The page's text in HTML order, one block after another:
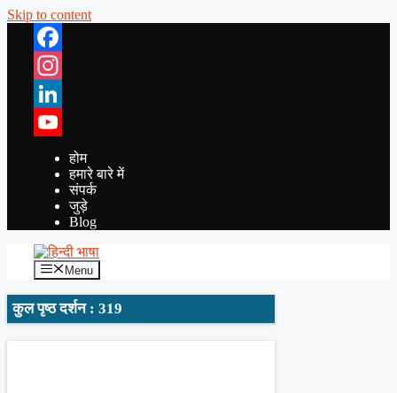
Skip to content
Facebook
Instagram
LinkedIn
YouTube
होम
हमारे बारे में
संपर्क
जुड़े
Blog
Menu
कुल पृष्ठ दर्शन : 319